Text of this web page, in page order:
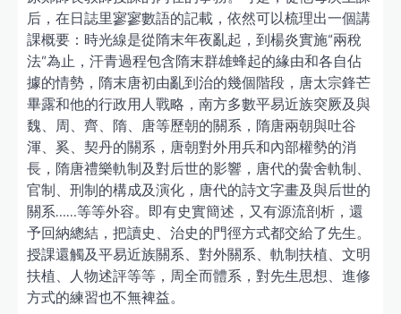
后，在日誌里寥寥數語的記載，依然可以梳理出一個講
課概要：時光線是從隋末年夜亂起，到楊炎實施“兩稅
法”為止，汗青過程包含隋末群雄蜂起的緣由和各自佔
據的情勢，隋末唐初由亂到治的幾個階段，唐太宗鋒芒
畢露和他的行政用人戰略，南方多數平易近族突厥及與
魏、周、齊、隋、唐等歷朝的關系，隋唐兩朝與吐谷
渾、奚、契丹的關系，唐朝對外用兵和內部權勢的消
長，隋唐禮樂軌制及對后世的影響，唐代的黌舍軌制、
官制、刑制的構成及演化，唐代的詩文字畫及與后世的
關系……等等外容。即有史實簡述，又有源流剖析，還
予回納總結，把讀史、治史的門徑方式都交給了先生。
授課還觸及平易近族關系、對外關系、軌制扶植、文明
扶植、人物述評等等，周全而體系，對先生思想、進修
方式的練習也不無裨益。